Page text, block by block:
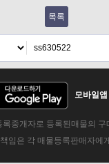
목록
모바일
중개자로 등록된매물의 구
임은 각 매물등록판매자에